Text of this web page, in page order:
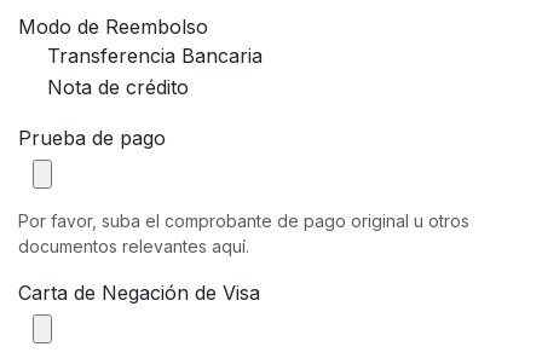
Modo de Reembolso
Transferencia Bancaria
Nota de crédito
Prueba de pago
Por favor, suba el comprobante de pago original u otros
documentos relevantes aquí.
Carta de Negación de Visa